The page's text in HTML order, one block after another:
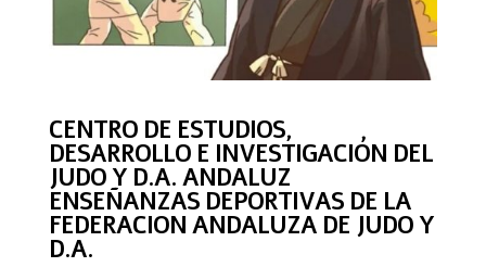
CENTRO DE ESTUDIOS,
DESARROLLO E INVESTIGACIÓN DEL
JUDO Y D.A. ANDALUZ
ENSEÑANZAS DEPORTIVAS DE LA
FEDERACION ANDALUZA DE JUDO Y
D.A.